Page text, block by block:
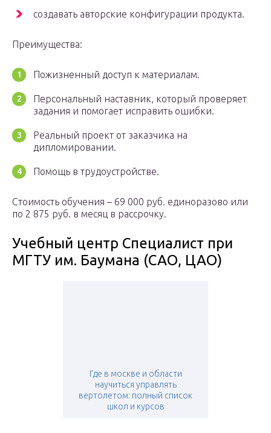
создавать авторские конфигурации продукта.
Преимущества:
Пожизненный доступ к материалам.
Персональный наставник, который проверяет
задания и помогает исправить ошибки.
Реальный проект от заказчика на
дипломировании.
Помощь в трудоустройстве.
Стоимость обучения – 69 000 руб. единоразово или
по 2 875 руб. в месяц в рассрочку.
Учебный центр Специалист при
МГТУ им. Баумана (САО, ЦАО)
Где в москве и области
научиться управлять
вертолетом: полный список
школ и курсов